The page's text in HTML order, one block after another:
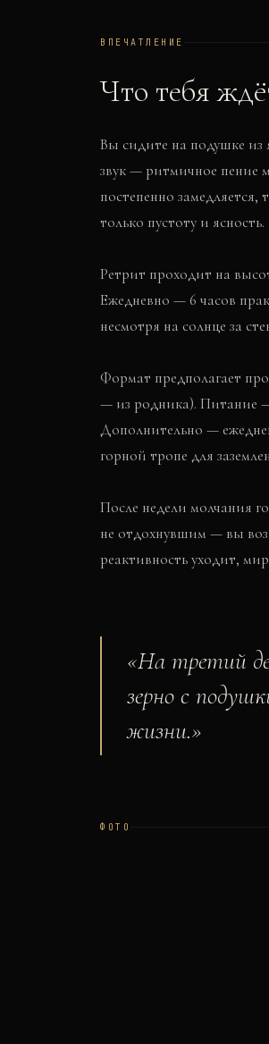
ВПЕЧАТЛЕНИЕ
Что тебя
Вы сидите на подушке
звук — ритмичное пение
постепенно
только пустоту и ясность.
Ретрит проходит на
Ежедневно — 6 часов
несмотря на солнце за
Формат предполагает
— из родника). Питание —
Дополнительно —
горной тропе для
После недели молчания
не отдохнувшим — вы
реактивность уходит,
«На третий
зерно с
жизни.»
ФОТО